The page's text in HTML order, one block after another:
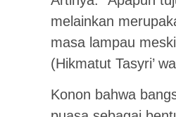
melainkan
masa lampau
(Hikmatut Tasyri’
Konon bahwa